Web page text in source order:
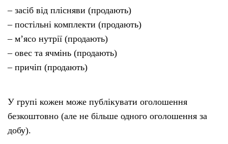
– засіб від плісняви (продають)
– постільні комплекти (продають)
– м’ясо нутрії (продають)
– овес та ячмінь (продають)
– причіп (продають)
У групі кожен може публікувати оголошення
безкоштовно (але не більше одного оголошення за
добу).